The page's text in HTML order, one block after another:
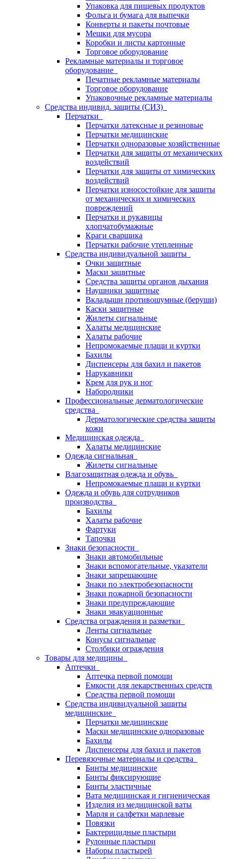
Упаковка для пищевых продуктов
Фольга и бумага для выпечки
Конверты и пакеты почтовые
Мешки для мусора
Коробки и листы картонные
Торговое оборудование
Рекламные материалы и торговое
оборудование
Печатные рекламные материалы
Торговое оборудование
Упаковочные рекламные материалы
Средства индивид. защиты (СИЗ)
Перчатки
Перчатки латексные и резиновые
Перчатки медицинские
Перчатки одноразовые хозяйственные
Перчатки для защиты от механических
воздействий
Перчатки для защиты от химических
воздействий
Перчатки износостойкие для защиты
от механических и химических
повреждений
Перчатки и рукавицы
хлопчатобумажные
Краги сварщика
Перчатки рабочие утепленные
Средства индивидуальной защиты
Очки защитные
Маски защитные
Средства защиты органов дыхания
Наушники защитные
Вкладыши противошумные (беруши)
Каски защитные
Жилеты сигнальные
Халаты медицинские
Халаты рабочие
Непромокаемые плащи и куртки
Бахилы
Диспенсеры для бахил и пакетов
Нарукавники
Крем для рук и ног
Набородники
Профессиональные дерматологические
средства
Дерматологические средства защиты
кожи
Медицинская одежда
Халаты медицинские
Одежда сигнальная
Жилеты сигнальные
Влагозащитная одежда и обувь
Непромокаемые плащи и куртки
Одежда и обувь для сотрудников
производства
Бахилы
Халаты рабочие
Фартуки
Тапочки
Знаки безопасности
Знаки автомобильные
Знаки вспомогательные, указатели
Знаки запрещающие
Знаки по электробезопасности
Знаки пожарной безопасности
Знаки предупреждающие
Знаки эвакуационные
Средства ограждения и разметки
Ленты сигнальные
Конусы сигнальные
Столбики ограждения
Товары для медицины
Аптечки
Аптечка первой помощи
Емкости для лекарственных средств
Средства первой помощи
Средства индивидуальной защиты
медицинские
Перчатки медицинские
Маски медицинские одноразовые
Бахилы
Диспенсеры для бахил и пакетов
Перевязочные материалы и средства
Бинты медицинские
Бинты фиксирующие
Бинты эластичные
Вата медицинская и гигиеническая
Изделия из медицинской ваты
Марля и салфетки марлевые
Повязки
Бактерицидные пластыри
Рулонные пластыри
Наборы пластырей